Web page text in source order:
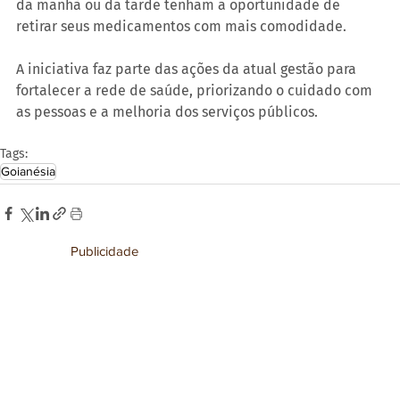
da manhã ou da tarde tenham a oportunidade de
retirar seus medicamentos com mais comodidade.
A iniciativa faz parte das ações da atual gestão para
fortalecer a rede de saúde, priorizando o cuidado com
as pessoas e a melhoria dos serviços públicos.
Tags:
Goianésia
Publicidade